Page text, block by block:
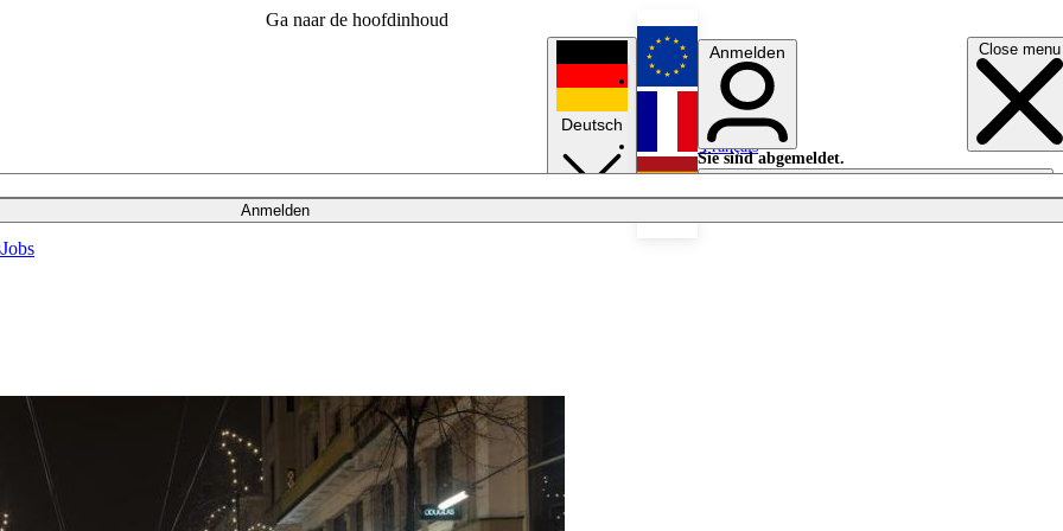
Ga naar de hoofdinhoud
Close menu
Anmelden
Jobs
Deutsch
English
Français
Anmelden
Sie sind abgemeldet.
Anmelden
Licht aus